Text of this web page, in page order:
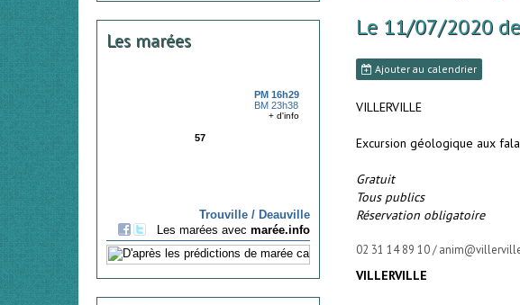
Le 11/07/2020
Ajouter au calendrier
VILLERVILLE
Excursion géologique aux
Gratuit
Tous publics
Réservation obligatoire
02 31 14 89 10 /
VILLERVILLE
Les marées